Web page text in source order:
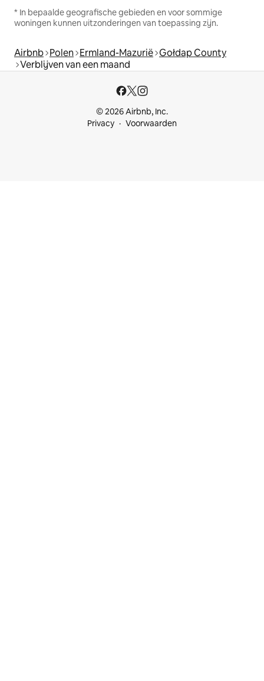
* In bepaalde geografische gebieden en voor sommige
woningen kunnen uitzonderingen van toepassing zijn.
Airbnb Polen Ermland-Mazurië Gołdap County
Verblijven van een maand
© 2026 Airbnb, Inc.
Privacy
Voorwaarden